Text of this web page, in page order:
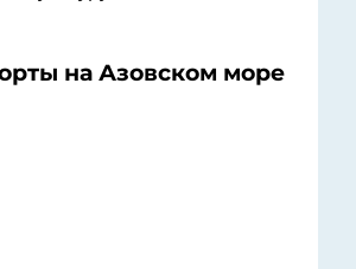
на Азовском море